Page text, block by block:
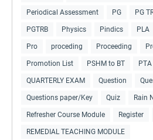
Periodical Assessment PG PG
PGTRB Physics Pindics PLA
Pro proceding Proceeding
Promotion List PSHM to BT PTA
QUARTERLY EXAM Question
Questions paper/Key Quiz Rain
Refresher Course Module Register
REMEDIAL TEACHING MODULE